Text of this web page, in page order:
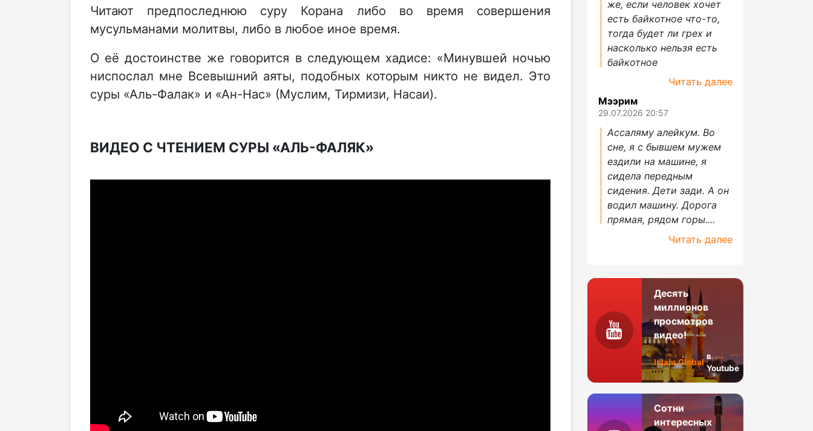
Читают предпоследнюю суру Корана либо во время совершения
мусульманами молитвы, либо в любое иное время.
О её достоинстве же говорится в следующем хадисе: «Минувшей ночью
ниспослал мне Всевышний аяты, подобных которым никто не видел. Это
суры «Аль-Фалак» и «Ан-Нас» (Муслим, Тирмизи, Насаи).
ВИДЕО С ЧТЕНИЕМ СУРЫ «АЛЬ-ФАЛЯК»
же, если человек хочет
есть байкотное что-то,
тогда будет ли грех и
насколько нельзя есть
байкотное
Читать далее
Мээрим
29.07.2026 20:57
Ассаляму алейкум. Во
сне, я с бывшем мужем
ездили на машине, я
сидела передным
сидения. Дети зади. А он
водил машину. Дорога
прямая, рядом горы....
Читать далее
Десять
миллионов
просмотров
видео!
Islam.Global
в
Youtube
Сотни
интересных